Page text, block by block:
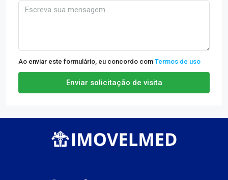
Ao enviar este formulário, eu concordo com Termos de uso
Enviar solicitação de visita